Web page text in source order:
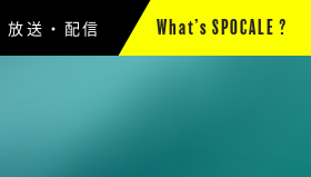
放送・配信 What’s SPOCALE ?